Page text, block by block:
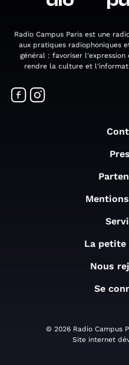
Radio Campus Paris est une
aux pratiques radiophoniques
général : favoriser l'expression
rendre la culture et
La
Nous
Se
© 2026 Radio Campus
Site internet